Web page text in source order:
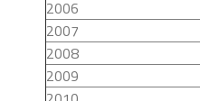
2006
2007
2008
2009